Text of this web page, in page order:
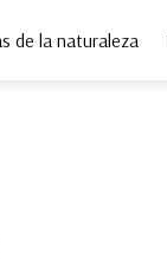
de la naturaleza